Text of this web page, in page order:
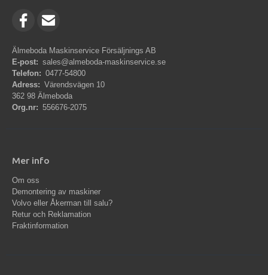
Älmeboda Maskinservice Försäljnings AB
E-post: sales@almeboda-maskinservice.se
Telefon: 0477-54800
Adress: Värendsvägen 10
362 98 Älmeboda
Org.nr: 556676-2075
Mer info
Om oss
Demontering av maskiner
Volvo eller Åkerman till salu?
Retur och Reklamation
Fraktinformation